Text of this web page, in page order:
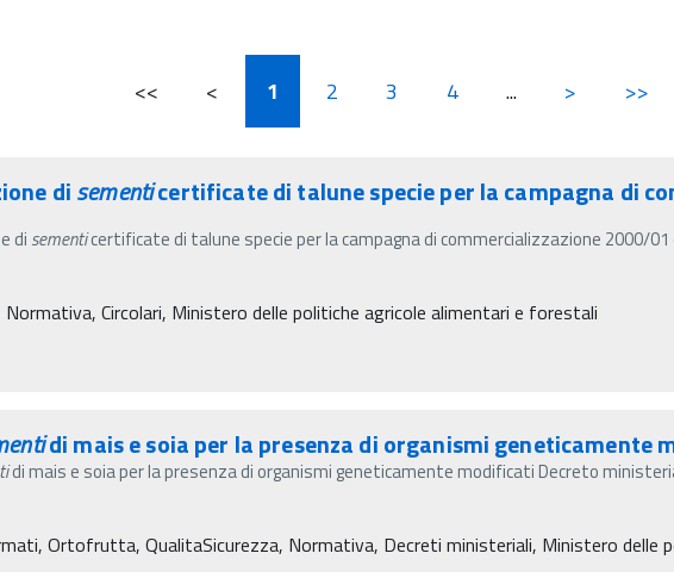
<< < 1 2 3 4 ... > >>
disementicertificate di talune specie per la campagna di
di sementicertificate di talune specie per la campagna di commercializzazione 2000/
Normativa, Circolari, Ministero delle politiche agricole alimentari e forestali
di mais e soia per la presenza di organismi geneticamente
di mais e soia per la presenza di organismi geneticamente modificati Decreto
Ortofrutta, QualitaSicurezza, Normativa, Decreti ministeriali, Ministero delle